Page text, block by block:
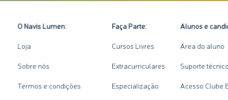
O Navis Lumen:
Loja
Sobre nós
Termos e condições
Faça Parte:
Cursos Livres
Extracurriculares
Especialização
Alunos e
Área do aluno
Suporte técnico
Acesso Clube